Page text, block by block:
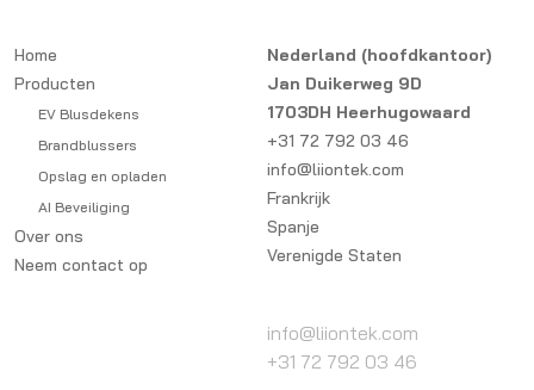
Home
Producten
EV Blusdekens
Brandblussers
Opslag en opladen
AI Beveiliging
Over ons
Neem contact op
Nederland (hoofdkantoor)
Jan Duikerweg 9D
1703DH Heerhugowaard
+31 72 792 03 46
info@liiontek.com
Frankrijk
Spanje
Verenigde Staten
info@liiontek.com
+31 72 792 03 46